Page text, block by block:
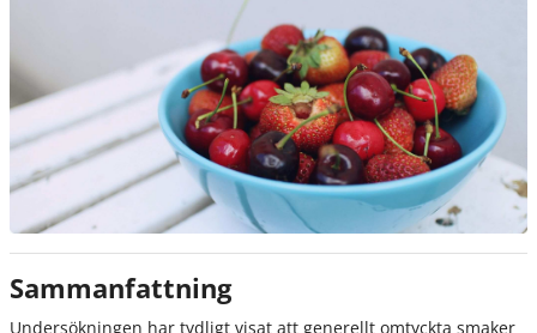
Sammanfattning
Undersökningen har tydligt visat att generellt omtyckta smaker